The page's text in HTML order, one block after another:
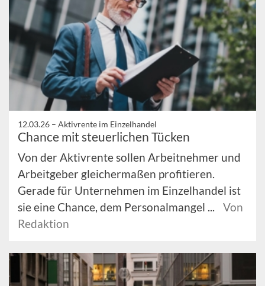
12.03.26 – Aktivrente im Einzelhandel
Chance mit steuerlichen Tücken
Von der Aktivrente sollen Arbeitnehmer und
Arbeitgeber gleichermaßen profitieren.
Gerade für Unternehmen im Einzelhandel ist
sie eine Chance, dem Personalmangel ...
Von
Redaktion